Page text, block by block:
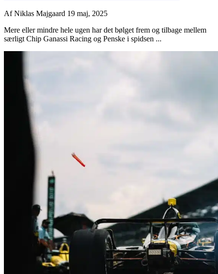
AfNiklas Majgaard 19 maj, 2025
Mere eller mindre hele ugen har det bølget frem og tilbage mellem
særligt Chip Ganassi Racing og Penske i spidsen ...